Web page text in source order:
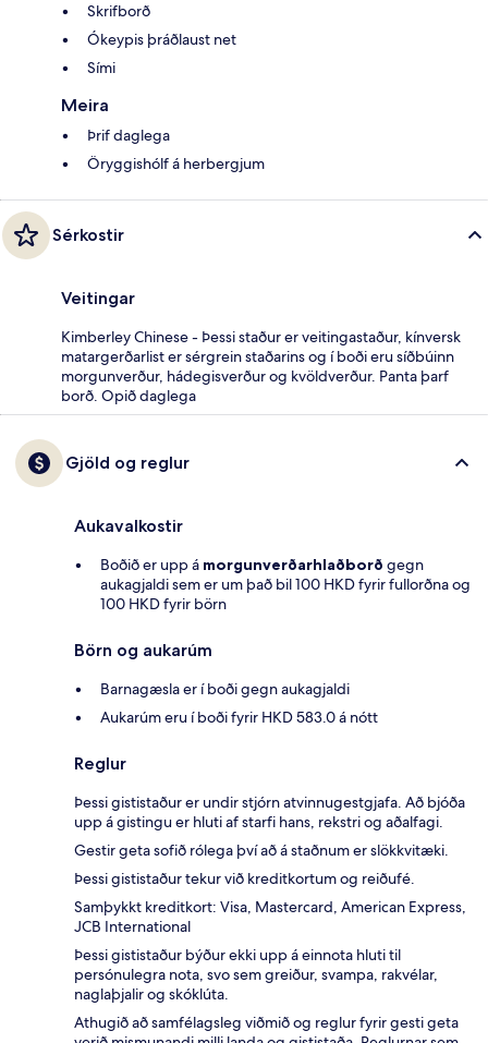
Skrifborð
Ókeypis þráðlaust net
Sími
Meira
Þrif daglega
Öryggishólf á herbergjum
Sérkostir
Veitingar
Kimberley Chinese - Þessi staður er veitingastaður, kínversk
matargerðarlist er sérgrein staðarins og í boði eru síðbúinn
morgunverður, hádegisverður og kvöldverður. Panta þarf
borð. Opið daglega
Gjöld og reglur
Aukavalkostir
Boðið er upp á morgunverðarhlaðborð gegn
aukagjaldi sem er um það bil 100 HKD fyrir fullorðna og
100 HKD fyrir börn
Börn og aukarúm
Barnagæsla er í boði gegn aukagjaldi
Aukarúm eru í boði fyrir HKD 583.0 á nótt
Reglur
Þessi gististaður er undir stjórn atvinnugestgjafa. Að bjóða
upp á gistingu er hluti af starfi hans, rekstri og aðalfagi.
Gestir geta sofið rólega því að á staðnum er slökkvitæki.
Þessi gististaður tekur við kreditkortum og reiðufé.
Samþykkt kreditkort: Visa, Mastercard, American Express,
JCB International
Þessi gististaður býður ekki upp á einnota hluti til
persónulegra nota, svo sem greiður, svampa, rakvélar,
naglaþjalir og skóklúta.
Athugið að samfélagsleg viðmið og reglur fyrir gesti geta